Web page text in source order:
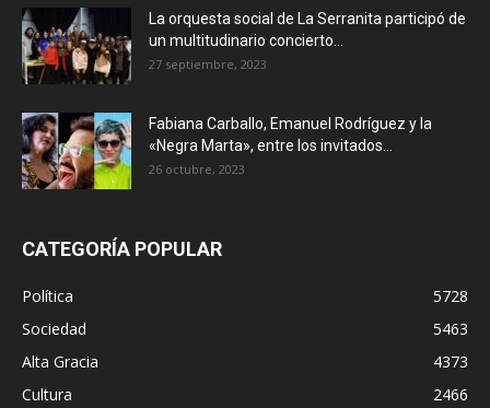
La orquesta social de La Serranita participó de
un multitudinario concierto...
27 septiembre, 2023
Fabiana Carballo, Emanuel Rodríguez y la
«Negra Marta», entre los invitados...
26 octubre, 2023
CATEGORÍA POPULAR
Política
5728
Sociedad
5463
Alta Gracia
4373
Cultura
2466